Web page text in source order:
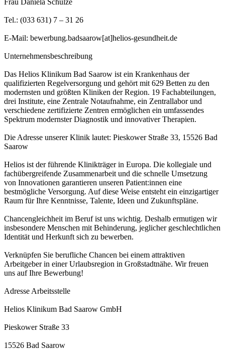
Tel.: (033 631) 7 – 31 26
E-Mail: bewerbung.badsaarow[at]helios-gesundheit.de
Unternehmensbeschreibung
Das Helios Klinikum Bad Saarow ist ein Krankenhaus der
qualifizierten Regelversorgung und gehört mit 629 Betten zu den
modernsten und größten Kliniken der Region. 19 Fachabteilungen,
drei Institute, eine Zentrale Notaufnahme, ein Zentrallabor und
verschiedene zertifizierte Zentren ermöglichen ein umfassendes
Spektrum modernster Diagnostik und innovativer Therapien.
Die Adresse unserer Klinik lautet: Pieskower Straße 33, 15526 Bad
Saarow
Helios ist der führende Klinikträger in Europa. Die kollegiale und
fachübergreifende Zusammenarbeit und die schnelle Umsetzung
von Innovationen garantieren unseren Patient:innen eine
bestmögliche Versorgung. Auf diese Weise entsteht ein einzigartiger
Raum für Ihre Kenntnisse, Talente, Ideen und Zukunftspläne.
Chancengleichheit im Beruf ist uns wichtig. Deshalb ermutigen wir
insbesondere Menschen mit Behinderung, jeglicher geschlechtlichen
Identität und Herkunft sich zu bewerben.
Verknüpfen Sie berufliche Chancen bei einem attraktiven
Arbeitgeber in einer Urlaubsregion in Großstadtnähe. Wir freuen
uns auf Ihre Bewerbung!
Adresse Arbeitsstelle
Helios Klinikum Bad Saarow GmbH
Pieskower Straße 33
15526 Bad Saarow